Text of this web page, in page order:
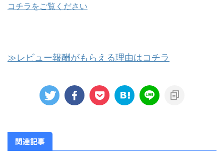
コチラをご覧ください
≫レビュー報酬がもらえる理由はコチラ
関連記事